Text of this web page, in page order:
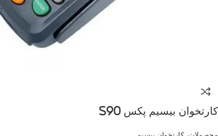
کارتخوان بیسیم پکس S90